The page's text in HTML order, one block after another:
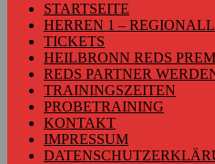
STARTSEITE
HERREN 1 –
TICKETS
HEILBRONN REDS
REDS PARTNER
TRAININGSZEITEN
PROBETRAINING
KONTAKT
IMPRESSUM